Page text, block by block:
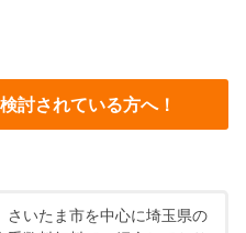
討されている方へ！
さいたま市を中心に埼玉県の